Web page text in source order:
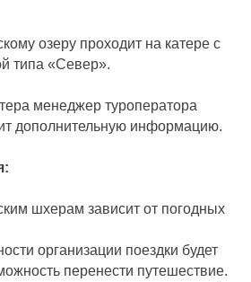
озеру проходит на катере с
типа «Север».
менеджер туроператора
дополнительную информацию.
шхерам зависит от погодных
организации поездки будет
перенести путешествие.